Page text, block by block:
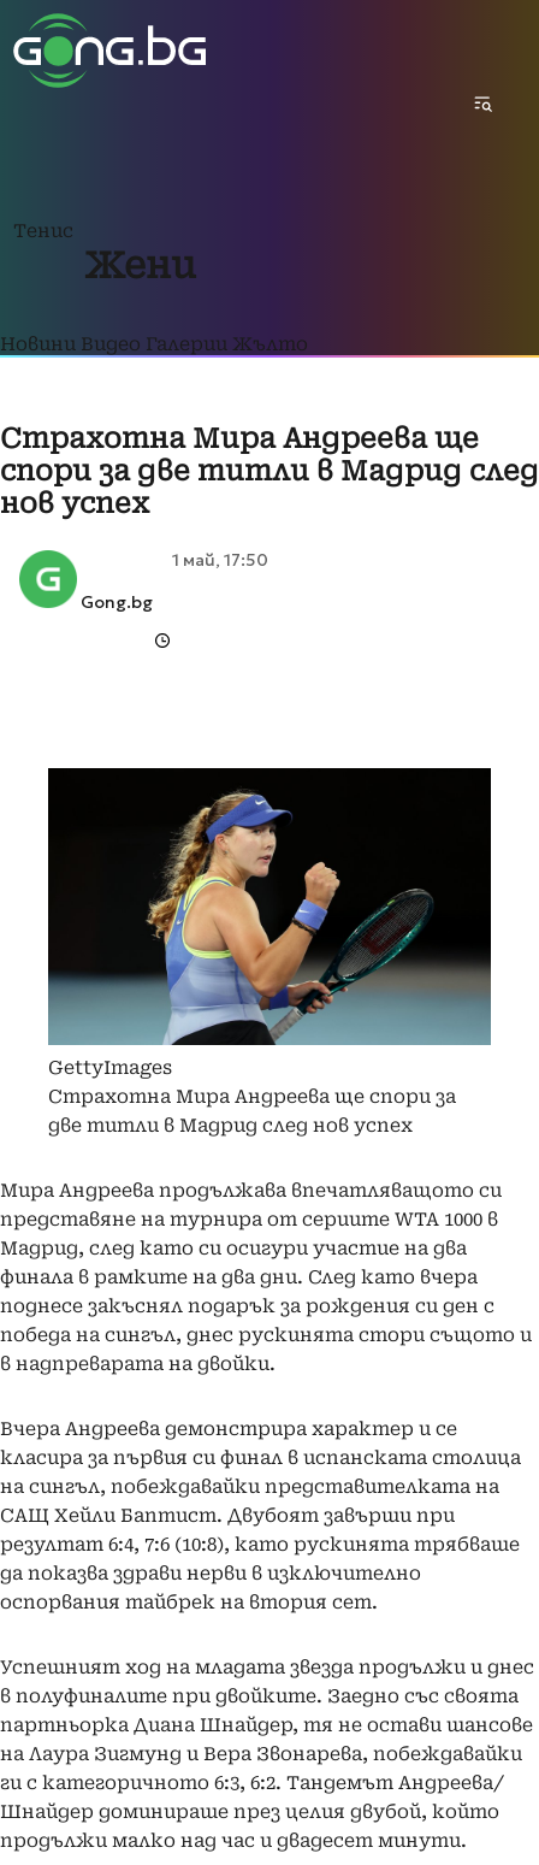
Тенис
Жени
Новини Видео Галерии Жълто
Страхотна Мира Андреева ще
спори за две титли в Мадрид след
нов успех
Gong.bg
1 май, 17:50
GettyImages
Страхотна Мира Андреева ще спори за
две титли в Мадрид след нов успех
Мира Андреева продължава впечатляващото си
представяне на турнира от сериите WTA 1000 в
Мадрид, след като си осигури участие на два
финала в рамките на два дни. След като вчера
поднесе закъснял подарък за рождения си ден с
победа на сингъл, днес рускинята стори същото и
в надпреварата на двойки.
Вчера Андреева демонстрира характер и се
класира за първия си финал в испанската столица
на сингъл, побеждавайки представителката на
САЩ Хейли Баптист. Двубоят завърши при
резултат 6:4, 7:6 (10:8), като рускинята трябваше
да показва здрави нерви в изключително
оспорвания тайбрек на втория сет.
Успешният ход на младата звезда продължи и днес
в полуфиналите при двойките. Заедно със своята
партньорка Диана Шнайдер, тя не остави шансове
на Лаура Зигмунд и Вера Звонарева, побеждавайки
ги с категоричното 6:3, 6:2. Тандемът Андреева/
Шнайдер доминираше през целия двубой, който
продължи малко над час и двадесет минути.